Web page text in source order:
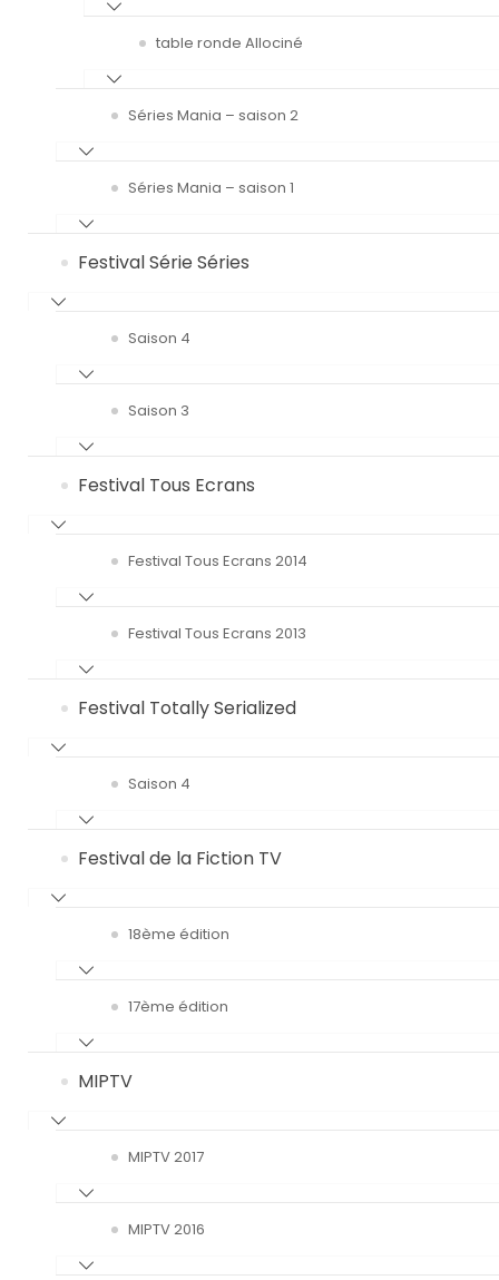
table ronde Allociné
Séries Mania – saison 2
Séries Mania – saison 1
Festival Série Séries
Saison 4
Saison 3
Festival Tous Ecrans
Festival Tous Ecrans 2014
Festival Tous Ecrans 2013
Festival Totally Serialized
Saison 4
Festival de la Fiction TV
18ème édition
17ème édition
MIPTV
MIPTV 2017
MIPTV 2016